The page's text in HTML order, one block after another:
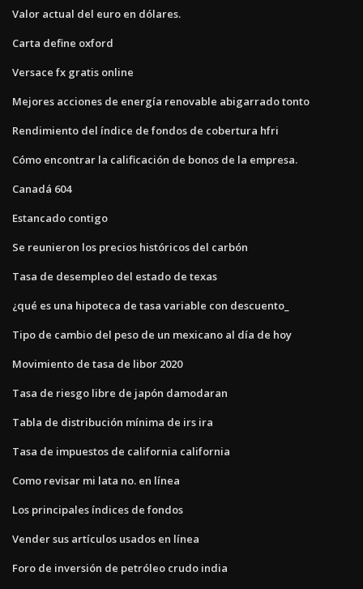
Valor actual del euro en dólares.
Carta define oxford
Versace fx gratis online
Mejores acciones de energía renovable abigarrado tonto
Rendimiento del índice de fondos de cobertura hfri
Cómo encontrar la calificación de bonos de la empresa.
Canadá 604
Estancado contigo
Se reunieron los precios históricos del carbón
Tasa de desempleo del estado de texas
¿qué es una hipoteca de tasa variable con descuento_
Tipo de cambio del peso de un mexicano al día de hoy
Movimiento de tasa de libor 2020
Tasa de riesgo libre de japón damodaran
Tabla de distribución mínima de irs ira
Tasa de impuestos de california california
Como revisar mi lata no. en línea
Los principales índices de fondos
Vender sus artículos usados ​​en línea
Foro de inversión de petróleo crudo india